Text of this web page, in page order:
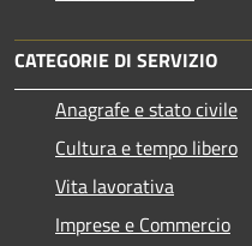
CATEGORIE DI SERVIZIO
Anagrafe e stato civile
Cultura e tempo libero
Vita lavorativa
Imprese e Commercio